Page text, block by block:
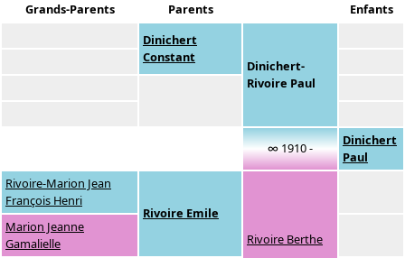
Grands-Parents Parents
Enfants
Dinichert
Constant
Dinichert-
Rivoire Paul
∞ 1910 -
Dinichert
Paul
Rivoire-Marion Jean
François Henri
Rivoire Emile
Rivoire Berthe
Marion Jeanne
Gamalielle